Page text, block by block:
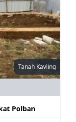
Tanah Kavling
Polban